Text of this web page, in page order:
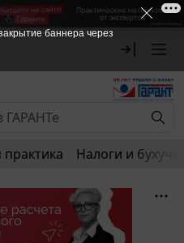
практика Налоги и
баннера через